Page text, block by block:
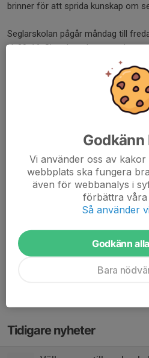
brinner för att sprida kunskap om
Seglarskolan pågår måndag till
kl. 09-16. Sista kursdagen avslutas
start kl. 15. Alla behöver ta med
förutom en av dagarna då man
Kurserna är öppna för alla oavsett
äldre (ca 13-16 år), men andra
förkunskapsnivå och mognad är
Gruppindelningen kan ändras
huvudinstruktören fattar beslut
Alla deltagare behöver kunna
är obligatoriskt.
Tidigare nyheter
Godkänn
Vi använder oss av
webbplats ska fungera
även för webbanalys i
förbättra våra
Så använder
Godkänn
Bara